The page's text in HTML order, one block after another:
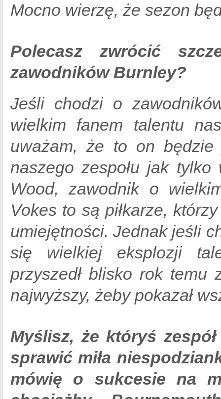
Mocno wierzę, że sezon
Polecasz zwrócić
zawodników Burnley?
Jeśli chodzi o
wielkim fanem talentu
uważam, że to on będzie
naszego zespołu jak
Wood, zawodnik o
Vokes to są piłkarze,
umiejętności. Jednak jeśli
się wielkiej eksplozji
przyszedł blisko rok
najwyższy, żeby pokazał
Myślisz, że któryś
sprawić miła
mówię o sukcesie na